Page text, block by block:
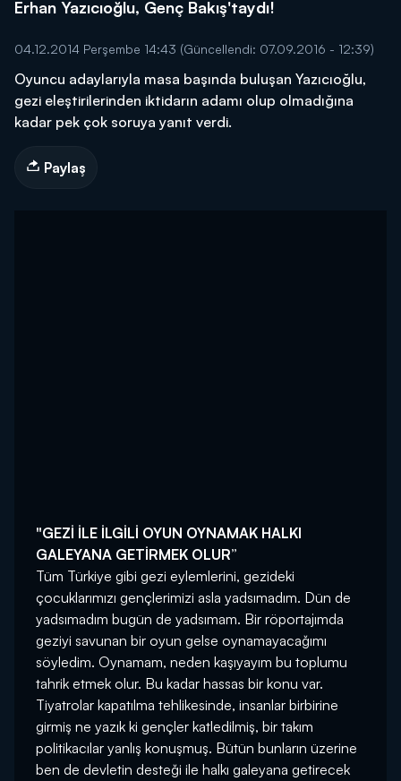
Erhan Yazıcıoğlu, Genç Bakış'taydı!
04.12.2014 Perşembe 14:43 (Güncellendi: 07.09.2016 - 12:39)
Oyuncu adaylarıyla masa başında buluşan Yazıcıoğlu,
gezi eleştirilerinden iktidarın adamı olup olmadığına
kadar pek çok soruya yanıt verdi.
Paylaş
"GEZİ İLE İLGİLİ OYUN OYNAMAK HALKI
GALEYANA GETİRMEK OLUR”
Tüm Türkiye gibi gezi eylemlerini, gezideki
çocuklarımızı gençlerimizi asla yadsımadım. Dün de
yadsımadım bugün de yadsımam. Bir röportajımda
geziyi savunan bir oyun gelse oynamayacağımı
söyledim. Oynamam, neden kaşıyayım bu toplumu
tahrik etmek olur. Bu kadar hassas bir konu var.
Tiyatrolar kapatılma tehlikesinde, insanlar birbirine
girmiş ne yazık ki gençler katledilmiş, bir takım
politikacılar yanlış konuşmuş. Bütün bunların üzerine
ben de devletin desteği ile halkı galeyana getirecek